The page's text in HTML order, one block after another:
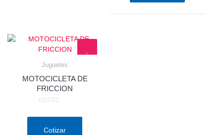
Juguetes
MOTOCICLETA DE
FRICCION
deCotizar